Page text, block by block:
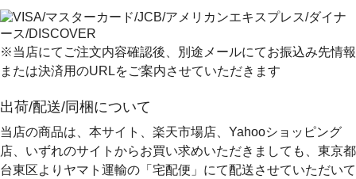
※当店にてご注文内容確認後、別途メールにてお振込み先情報
または決済用のURLをご案内させていただきます
出荷/配送/同梱について
当店の商品は、本サイト、楽天市場店、Yahooショッピング
店、いずれのサイトからお買い求めいただきましても、 東京都
台東区よりヤマト運輸の「宅配便」にて配送させていただいて